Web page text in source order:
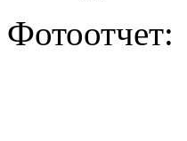
Фотоотчет: